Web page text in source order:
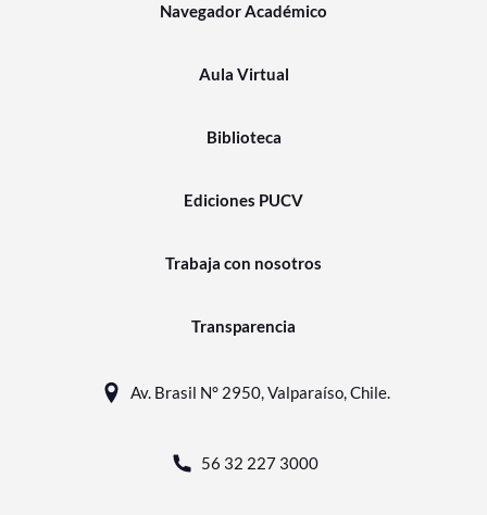
Navegador Académico
Aula Virtual
Biblioteca
Ediciones PUCV
Trabaja con nosotros
Transparencia
Av. Brasil N° 2950, Valparaíso, Chile.
56 32 227 3000